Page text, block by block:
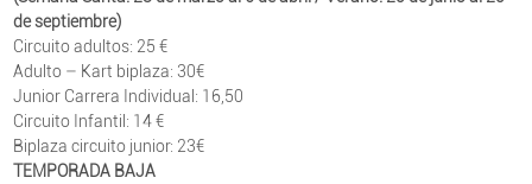
de septiembre)
Circuito adultos: 25 €
Adulto – Kart biplaza: 30€
Junior Carrera Individual: 16,50
Circuito Infantil: 14 €
Biplaza circuito junior: 23€
TEMPORADA BAJA